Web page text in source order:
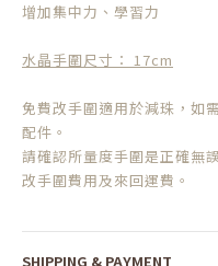
增加集中力、學習力
水晶手圍尺寸： 17cm
免費改手圍適用於減珠，如
配件。
請確認所量度手圍是正確無
改手圍費用及來回運費。
SHIPPING & PAYMENT